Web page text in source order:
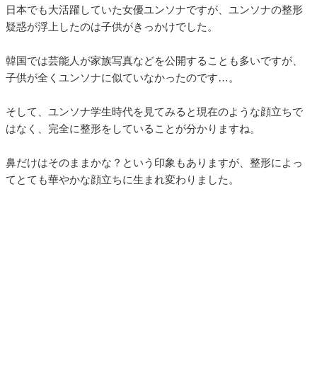
日本でも大活躍していた女優ユンソナですが、ユンソナの整形
疑惑が浮上したのは子供がきっかけでした。
韓国では芸能人が家族写真などを公開することも多いですが、
子供が全くユンソナに似ていなかったのです…。
そして、ユンソナ学生時代を見てみると現在のような顔立ちで
はなく、完全に整形をしていることが分かりますね。
鼻だけはそのままかな？という印象もありますが、整形によっ
てとても華やかな顔立ちに生まれ変わりました。